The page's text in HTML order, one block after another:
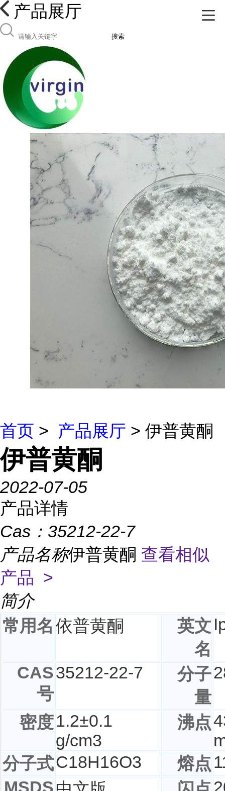
产品展厅
搜索
首页 > 产品展厅 > 伊普黄酮
伊普黄酮
2022-07-05
产品详情
Cas： 35212-22-7
产品名称伊普黄酮 查看相似
产品 >
简介
常用名 依普黄酮
英文
名
CAS
号
35212-22-7
分子
量
密度1.2±0.1
g/cm3
沸点
分子式C18H16O3 熔点
MSDS